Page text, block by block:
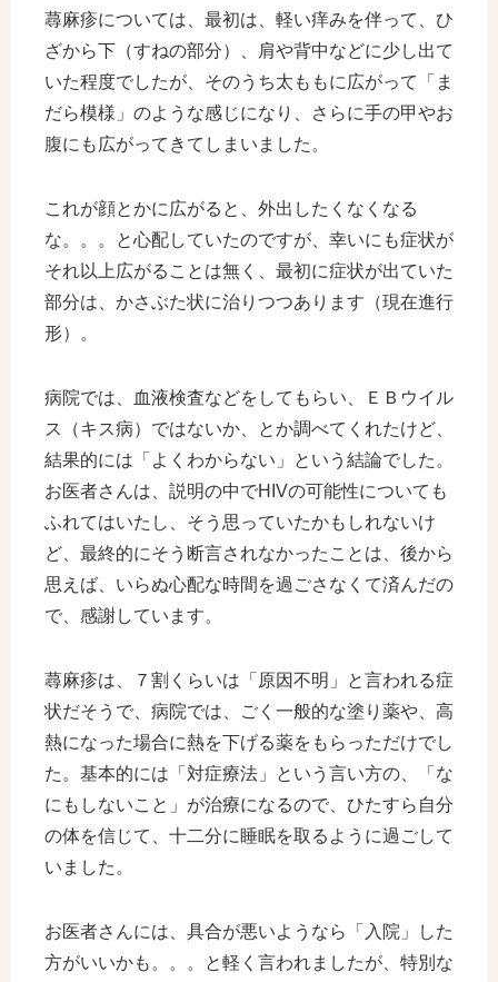
蕁麻疹については、最初は、軽い痒みを伴って、ひ
ざから下（すねの部分）、肩や背中などに少し出て
いた程度でしたが、そのうち太ももに広がって「ま
だら模様」のような感じになり、さらに手の甲やお
腹にも広がってきてしまいました。
これが顔とかに広がると、外出したくなくなる
な。。。と心配していたのですが、幸いにも症状が
それ以上広がることは無く、最初に症状が出ていた
部分は、かさぶた状に治りつつあります（現在進行
形）。
病院では、血液検査などをしてもらい、ＥＢウイル
ス（キス病）ではないか、とか調べてくれたけど、
結果的には「よくわからない」という結論でした。
お医者さんは、説明の中でHIVの可能性についても
ふれてはいたし、そう思っていたかもしれないけ
ど、最終的にそう断言されなかったことは、後から
思えば、いらぬ心配な時間を過ごさなくて済んだの
で、感謝しています。
蕁麻疹は、７割くらいは「原因不明」と言われる症
状だそうで、病院では、ごく一般的な塗り薬や、高
熱になった場合に熱を下げる薬をもらっただけでし
た。基本的には「対症療法」という言い方の、「な
にもしないこと」が治療になるので、ひたすら自分
の体を信じて、十二分に睡眠を取るように過ごして
いました。
お医者さんには、具合が悪いようなら「入院」した
方がいいかも。。。と軽く言われましたが、特別な